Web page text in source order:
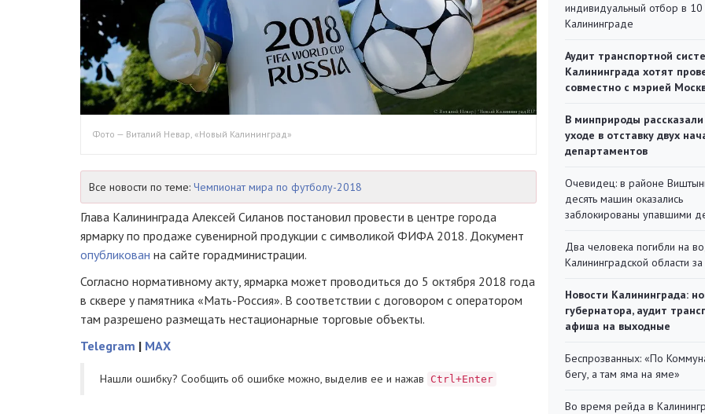
Фото — Виталий Невар, «Новый Калининград»
Все новости по теме: Чемпионат мира по футболу-2018
Глава Калининграда Алексей Силанов постановил провести в центре города
ярмарку по продаже сувенирной продукции с символикой ФИФА 2018. Документ
опубликован на сайте горадминистрации.
Согласно нормативному акту, ярмарка может проводиться до 5 октября 2018 года
в сквере у памятника «Мать-Россия». В соответствии с договором с оператором
там разрешено размещать нестационарные торговые объекты.
Telegram | MAX
Нашли ошибку? Cообщить об ошибке можно, выделив ее и нажав Ctrl+Enter
индивидуальный отбор в 10
Калининграде
Аудит транспортной
Калининграда хотят
совместно с мэрией
В минприроды
уходе в отставку двух
департаментов
Очевидец: в районе
десять машин оказались
заблокированы упавшими
Два человека погибли на
Калининградской области
Новости Калининграда:
губернатора, аудит
афиша на выходные
Беспрозванных: «По
бегу, а там яма на яме»
Во время рейда в